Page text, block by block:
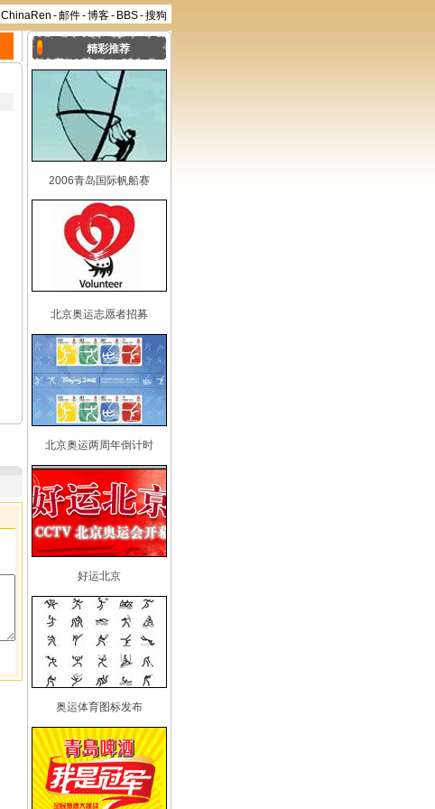
ChinaRen -邮件-博客- BBS-搜狗
精彩推荐
2006青岛国际帆船赛
北京奥运志愿者招募
北京奥运两周年倒计时
好运北京
奥运体育图标发布